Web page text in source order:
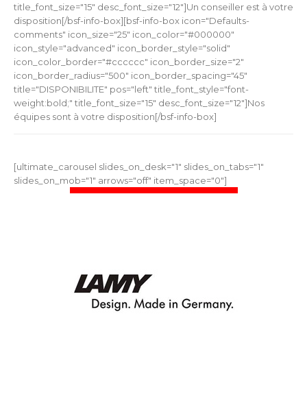
title_font_size="15" desc_font_size="12"]Un conseiller est à votre
disposition[/bsf-info-box][bsf-info-box icon="Defaults-
comments" icon_size="25" icon_color="#000000"
icon_style="advanced" icon_border_style="solid"
icon_color_border="#cccccc" icon_border_size="2"
icon_border_radius="500" icon_border_spacing="45"
title="DISPONIBILITE" pos="left" title_font_style="font-
weight:bold;" title_font_size="15" desc_font_size="12"]Nos
équipes sont à votre disposition[/bsf-info-box]
[ultimate_carousel slides_on_desk="1" slides_on_tabs="1"
slides_on_mob="1" arrows="off" item_space="0"]